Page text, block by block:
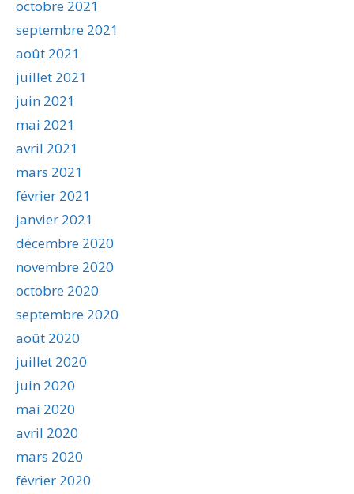
octobre 2021
septembre 2021
août 2021
juillet 2021
juin 2021
mai 2021
avril 2021
mars 2021
février 2021
janvier 2021
décembre 2020
novembre 2020
octobre 2020
septembre 2020
août 2020
juillet 2020
juin 2020
mai 2020
avril 2020
mars 2020
février 2020